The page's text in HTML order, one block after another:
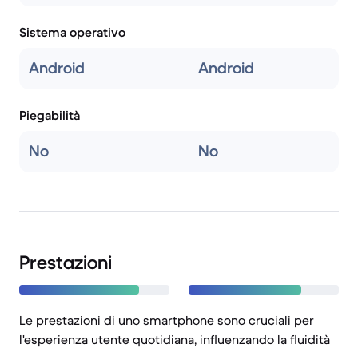
Sistema operativo
Android Android
Piegabilità
No No
Prestazioni
Le prestazioni di uno smartphone sono cruciali per
l'esperienza utente quotidiana, influenzando la fluidità